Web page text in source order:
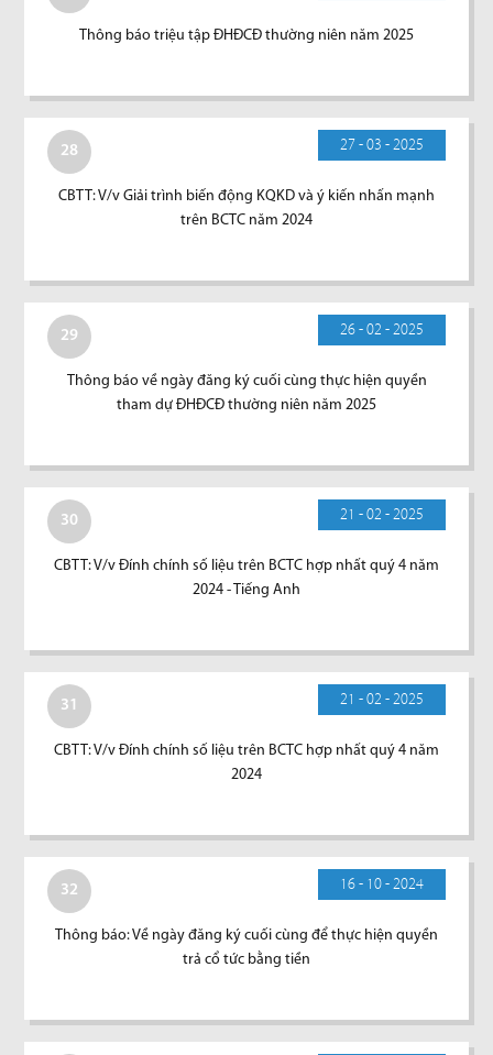
Thông báo triệu tập ĐHĐCĐ thường niên năm 2025
28 27 - 03 - 2025
CBTT: V/v Giải trình biến động KQKD và ý kiến nhấn mạnh
trên BCTC năm 2024
29 26 - 02 - 2025
Thông báo về ngày đăng ký cuối cùng thực hiện quyền
tham dự ĐHĐCĐ thường niên năm 2025
30 21 - 02 - 2025
CBTT: V/v Đính chính số liệu trên BCTC hợp nhất quý 4 năm
2024 - Tiếng Anh
31 21 - 02 - 2025
CBTT: V/v Đính chính số liệu trên BCTC hợp nhất quý 4 năm
2024
32 16 - 10 - 2024
Thông báo: Về ngày đăng ký cuối cùng để thực hiện quyền
trả cổ tức bằng tiền